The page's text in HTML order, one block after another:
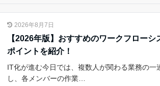
2026年8月7日
【2026年版】おすすめのワークフローシ
ポイントを紹介！
IT化が進む今日では、複数人が関わる業務の一
し、各メンバーの作業…